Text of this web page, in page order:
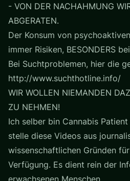
- VON DER NACHAHMUNG
ABGERATEN.
Der Konsum von
immer Risiken, BESONDERS
Bei Suchtproblemen, hier die
http://www.suchthotline.info/
WIR WOLLEN NIEMANDEN
ZU NEHMEN!
Ich selber bin Cannabis
stelle diese Videos aus
wissenschaftlichen Gründen
Verfügung. Es dient rein der